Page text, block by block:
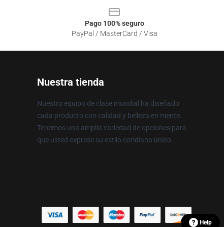
Pago 100% seguro
PayPal / MasterCard / Visa
Nuestra tienda
Nuestro equipo de clase mundial ha diseñado
cada producto con calidad y belleza en mente.
Tenemos una amplia variedad de opciones para
que usted exprese su estilo cotidiano único.
Help